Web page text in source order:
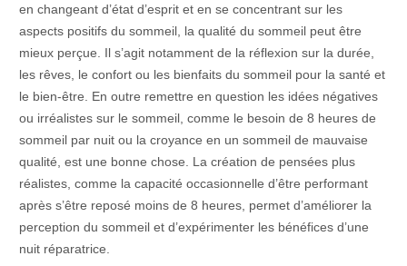
en changeant d’état d’esprit et en se concentrant sur les
aspects positifs du sommeil, la qualité du sommeil peut être
mieux perçue. Il s’agit notamment de la réflexion sur la durée,
les rêves, le confort ou les bienfaits du sommeil pour la santé et
le bien-être. En outre remettre en question les idées négatives
ou irréalistes sur le sommeil, comme le besoin de 8 heures de
sommeil par nuit ou la croyance en un sommeil de mauvaise
qualité, est une bonne chose. La création de pensées plus
réalistes, comme la capacité occasionnelle d’être performant
après s’être reposé moins de 8 heures, permet d’améliorer la
perception du sommeil et d’expérimenter les bénéfices d’une
nuit réparatrice.